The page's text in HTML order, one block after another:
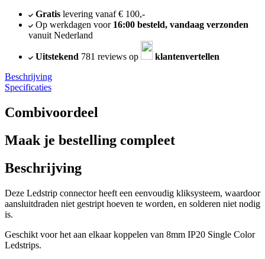
Gratislevering vanaf € 100,-
Op werkdagen voor 16:00 besteld, vandaag verzonden
vanuit Nederland
Uitstekend 781 reviews op
klantenvertellen
Beschrijving
Specificaties
Combivoordeel
Maak je bestelling compleet
Beschrijving
Deze Ledstrip connector heeft een eenvoudig kliksysteem, waardoor
aansluitdraden niet gestript hoeven te worden, en solderen niet nodig
is.
Geschikt voor het aan elkaar koppelen van 8mm IP20 Single Color
Ledstrips.